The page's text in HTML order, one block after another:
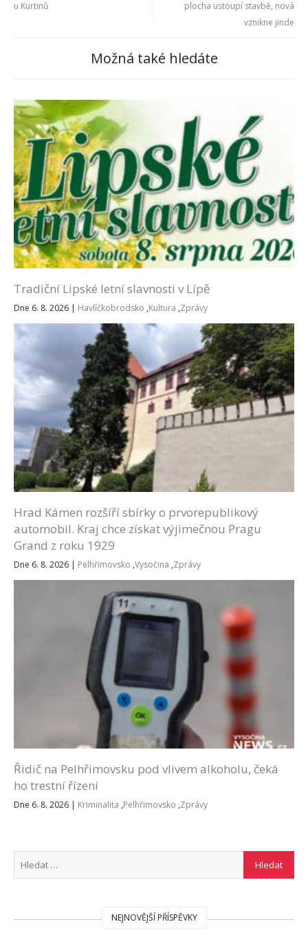
u Kurtinů
plocha ustoupí stavbě, nová
vznikne jinde
Možná také hledáte
Tradiční Lipské letní slavnosti v Lípě
Dne 6. 8. 2026 | Havlíčkobrodsko ,Kultura ,Zprávy
Hrad Kámen rozšíří sbírky o prvorepublikový
automobil. Kraj chce získat výjimečnou Pragu
Grand z roku 1929
Dne 6. 8. 2026 | Pelhřimovsko ,Vysočina ,Zprávy
Řidič na Pelhřimovsku pod vlivem alkoholu, čeká
ho trestní řízení
Dne 6. 8. 2026 | Kriminalita ,Pelhřimovsko ,Zprávy
NEJNOVĚJŠÍ PŘÍSPĚVKY